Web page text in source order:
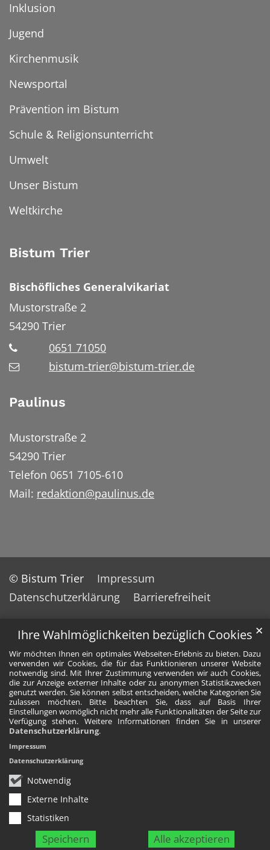
Ihre Wahlmöglichkeiten bezüglich Cookies
Wir möchten Ihnen ein optimales Webseiten-Erlebnis zu bieten. Dazu
verwenden wir Cookies, die für das Funktionieren unserer Website
notwendig sind. Mit Ihrer Zustimmung verwenden wir auch Cookies,
die zur Anzeige externer Inhalte oder zu anonymen Statistikzwecken
genutzt werden. Sie können selbst entscheiden, welche Kategorien Sie
zulassen möchten. Bitte beachten Sie, dass auf Basis Ihrer
Einstellungen womöglich nicht mehr alle Funktionalitäten der Seite zur
Verfügung stehen. Weitere Informationen finden Sie in unserer
Datenschutzerklärung.
Notwendig
Externe Inhalte
Statistiken
Speichern Alle akzeptieren
✕
Impressum
Datenschutzerklärung
Inklusion
Jugend
Kirchenmusik
Newsportal
Prävention im Bistum
Schule & Religionsunterricht
Umwelt
Unser Bistum
Weltkirche
Bistum Trier
Bischöfliches Generalvikariat
Mustorstraße 2
54290 Trier
0651 71050
bistum-trier@bistum-trier.de
Paulinus
Mustorstraße 2
54290 Trier
Telefon 0651 7105-610
Mail: redaktion@paulinus.de
© Bistum Trier
Impressum
Datenschutzerklärung
Barrierefreiheit